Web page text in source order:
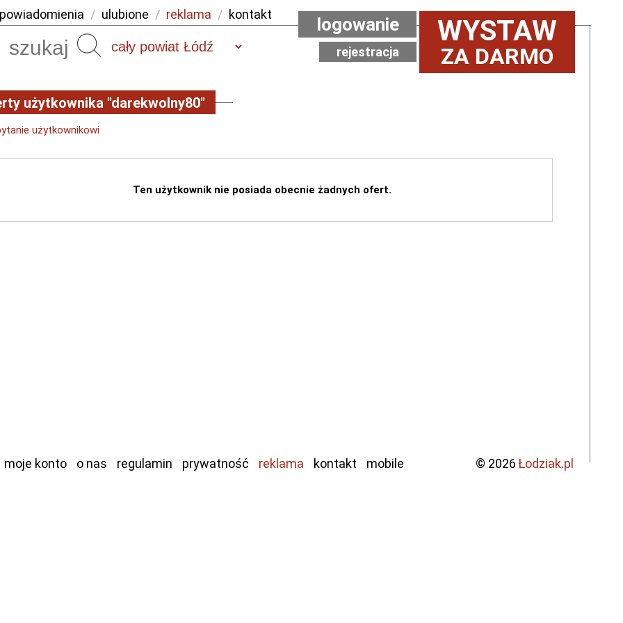
powiadomienia / ulubione / reklama / kontakt
Szukaj WYSTAW
ZA DARMO
logowanie
rejestracja
użytkownika "darekwolny80"
użytkownikowi
Ten użytkownik nie posiada obecnie żadnych ofert.
moje konto o nas regulamin prywatność reklama kontakt mobile © 2026Łodziak.pl